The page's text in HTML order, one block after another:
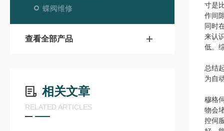
蝶阀维修
查看全部产品
相关文章
RELATED ARTICLES
寸是
作间
同时
来认
低。
总结
为自
穆格
物会
控伺